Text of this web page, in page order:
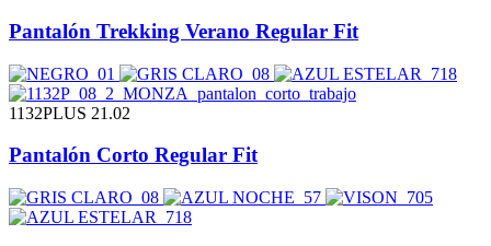
Pantalón Trekking Verano Regular Fit
1132PLUS 21.02
Pantalón Corto Regular Fit